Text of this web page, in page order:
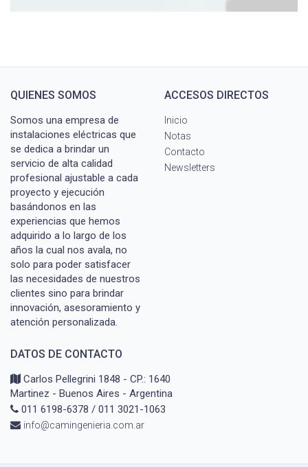
QUIENES SOMOS
Somos una empresa de
instalaciones eléctricas que
se dedica a brindar un
servicio de alta calidad
profesional ajustable a cada
proyecto y ejecución
basándonos en las
experiencias que hemos
adquirido a lo largo de los
años la cual nos avala, no
solo para poder satisfacer
las necesidades de nuestros
clientes sino para brindar
innovación, asesoramiento y
atención personalizada.
ACCESOS DIRECTOS
Inicio
Notas
Contacto
Newsletters
DATOS DE CONTACTO
Carlos Pellegrini 1848 - CP.: 1640
Martinez - Buenos Aires - Argentina
011 6198-6378 / 011 3021-1063
info@camingenieria.com.ar